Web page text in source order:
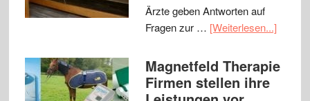
Ärzte geben Antworten auf
Fragen zur … [Weiterlesen...]
Magnetfeld Therapie
Firmen stellen ihre